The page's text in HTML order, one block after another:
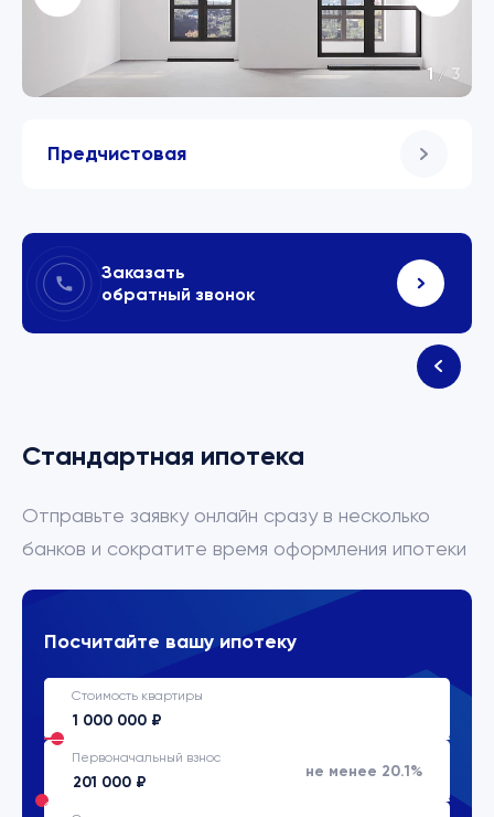
Предчистовая
1 /3
Заказать
обратный звонок
Стандартная ипотека
Отправьте заявку онлайн сразу в несколько
банков и сократите время оформления ипотеки
Посчитайте вашу ипотеку
Стоимость квартиры
Первоначальный взнос
не менее 20.1%